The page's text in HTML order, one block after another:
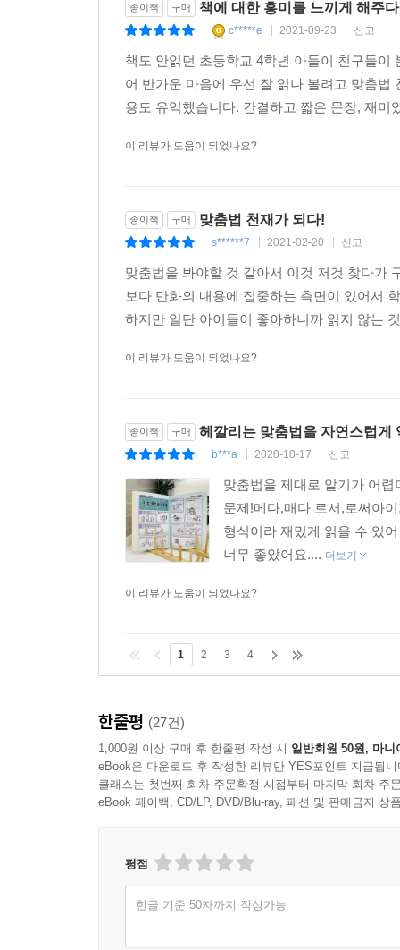
종이책 구매 책에 대한 흥미를 느끼게 해주
c*****e 2021-09-23 신고
책도 안읽던 초등학교 4학년 아들이 친구들
어 반가운 마음에 우선 잘 읽나 볼려고 맞춤
용도 유익했습니다. 간결하고 짧은 문장, 재
이 리뷰가 도움이 되었나요?
종이책 구매 맞춤법 천재가 되다!
s******7 2021-02-20 신고
맞춤법을 봐야할 것 같아서 이것 저것 찾다가
보다 만화의 내용에 집중하는 측면이 있어서
하지만 일단 아이들이 좋아하니까 읽지 않는
이 리뷰가 도움이 되었나요?
종이책 구매 헤깔리는 맞춤법을 자연스럽게
b***a 2020-10-17 신고
맞춤법을 제대로 알기가 어
문제!메다,매다 로서,로써아
형식이라 재밌게 읽을 수 있
너무 좋았어요.... 더보기
이 리뷰가 도움이 되었나요?
1 2 3 4
한줄평 (27건)
1,000원 이상 구매 후 한줄평 작성 시 일반회원 50원, 마니
eBook은 다운로드 후 작성한 리뷰만 YES포인트 지급됩니
클래스는 첫번째 회차 주문확정 시점부터 마지막 회차 주
eBook 페이백, CD/LP, DVD/Blu-ray, 패션 및 판매금지 상
평점
한글 기준 50자까지 작성가능